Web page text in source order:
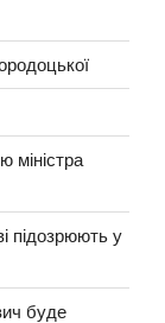
міністра
підозрюють у
буде